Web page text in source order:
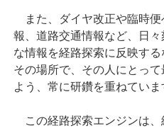
また、ダイヤ改正や臨時
報、道路交通情報など、日
な情報を経路探索に反映する
その場所で、その人にとっ
よう、常に研鑽を重ねていま
この経路探索エンジンは